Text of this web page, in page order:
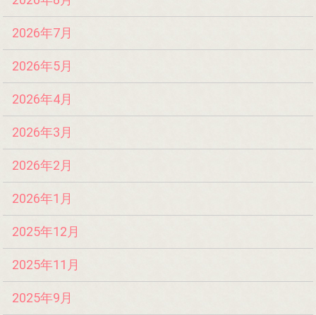
2026年7月
2026年5月
2026年4月
2026年3月
2026年2月
2026年1月
2025年12月
2025年11月
2025年9月